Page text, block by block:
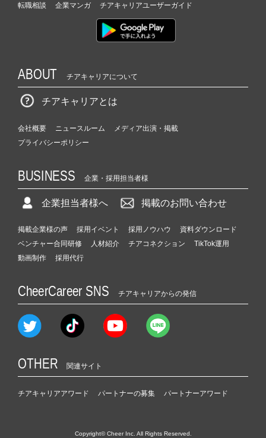
転職相談
企業マンガ チアキャリアユーザーガイド
ABOUT チアキャリアについて
チアキャリアとは
会社概要 ニュースルーム
メディア出演・掲載
プライバシーポリシー
BUSINESS 企業・採用担当者様
企業担当者様へ 掲載のお問い合わせ
掲載企業様の声 採用イベント 採用ノウハウ
資料ダウンロード
ベンチャー合同研修
人材紹介 チアコネクション
TikTok運用
動画制作
採用代行
CheerCareer SNS チアキャリアからの発信
OTHER 関連サイト
チアキャリアアワード パートナーの募集 パートナーアワード
Copyright© Cheer Inc. All Rights Reserved.